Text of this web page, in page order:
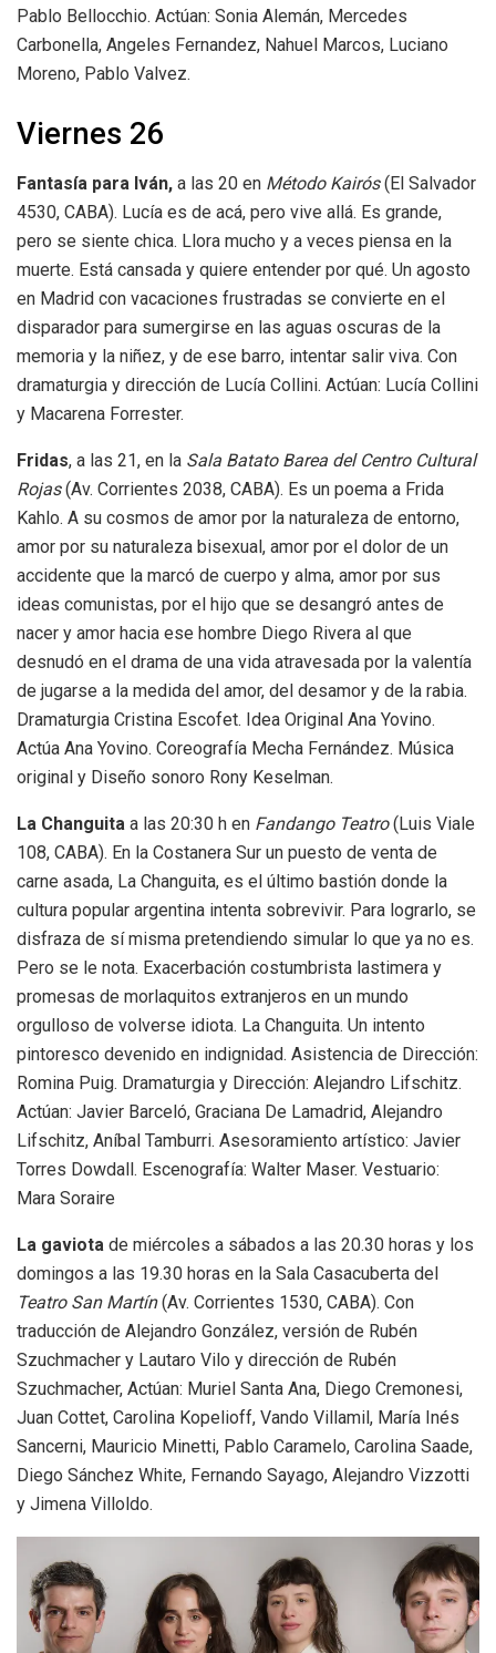
Pablo Bellocchio. Actúan: Sonia Alemán, Mercedes
Carbonella, Angeles Fernandez, Nahuel Marcos, Luciano
Moreno, Pablo Valvez.
Viernes 26
Fantasía para Iván, a las 20 en Método Kairós(El Salvador
4530, CABA). Lucía es de acá, pero vive allá. Es grande,
pero se siente chica. Llora mucho y a veces piensa en la
muerte. Está cansada y quiere entender por qué. Un agosto
en Madrid con vacaciones frustradas se convierte en el
disparador para sumergirse en las aguas oscuras de la
memoria y la niñez, y de ese barro, intentar salir viva. Con
dramaturgia y dirección de Lucía Collini. Actúan: Lucía Collini
y Macarena Forrester.
Fridas, a las 21, en la Sala Batato Barea del Centro Cultural
Rojas(Av. Corrientes 2038, CABA). Es un poema a Frida
Kahlo. A su cosmos de amor por la naturaleza de entorno,
amor por su naturaleza bisexual, amor por el dolor de un
accidente que la marcó de cuerpo y alma, amor por sus
ideas comunistas, por el hijo que se desangró antes de
nacer y amor hacia ese hombre Diego Rivera al que
desnudó en el drama de una vida atravesada por la valentía
de jugarse a la medida del amor, del desamor y de la rabia.
Dramaturgia Cristina Escofet. Idea Original Ana Yovino.
Actúa Ana Yovino. Coreografía Mecha Fernández. Música
original y Diseño sonoro Rony Keselman.
La Changuita a las 20:30 h en Fandango Teatro(Luis Viale
108, CABA). En la Costanera Sur un puesto de venta de
carne asada, La Changuita, es el último bastión donde la
cultura popular argentina intenta sobrevivir. Para lograrlo, se
disfraza de sí misma pretendiendo simular lo que ya no es.
Pero se le nota. Exacerbación costumbrista lastimera y
promesas de morlaquitos extranjeros en un mundo
orgulloso de volverse idiota. La Changuita. Un intento
pintoresco devenido en indignidad. Asistencia de Dirección:
Romina Puig. Dramaturgia y Dirección: Alejandro Lifschitz.
Actúan: Javier Barceló, Graciana De Lamadrid, Alejandro
Lifschitz, Aníbal Tamburri. Asesoramiento artístico: Javier
Torres Dowdall. Escenografía: Walter Maser. Vestuario:
Mara Soraire
La gaviota de miércoles a sábados a las 20.30 horas y los
domingos a las 19.30 horas en la Sala Casacuberta del
Teatro San Martín(Av. Corrientes 1530, CABA). Con
traducción de Alejandro González, versión de Rubén
Szuchmacher y Lautaro Vilo y dirección de Rubén
Szuchmacher, Actúan: Muriel Santa Ana, Diego Cremonesi,
Juan Cottet, Carolina Kopelioff, Vando Villamil, María Inés
Sancerni, Mauricio Minetti, Pablo Caramelo, Carolina Saade,
Diego Sánchez White, Fernando Sayago, Alejandro Vizzotti
y Jimena Villoldo.